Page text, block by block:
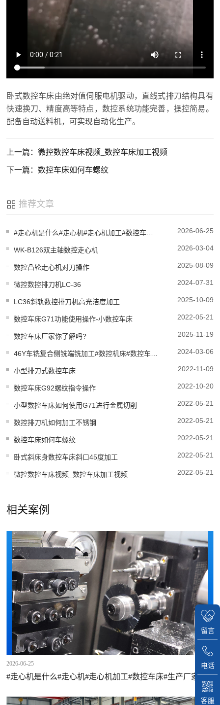
卧式数控车床由绝对值伺服电机驱动，直线式排刀结构具有
快速换刀、精度高等特点，数控系统功能完善，操控简易。
配备自动送料机，可实现自动化生产。
上一篇：微控数控车床视频_数控车床加工视频
下一篇：数控车床如何车螺纹
推荐文章
2026-06-25
WK-B126双主轴数控走心机 2026-03-04
数控凸轮走心机对刀操作 2025-08-09
微控数控排刀机LC-36 2024-07-31
LC36斜轨数控排刀机高光洁度加工 2025-10-09
数控车床G71功能使用操作-小数控车床 2022-05-21
数控车床厂家你了解吗? 2025-11-19
2024-03-06
小型排刀式数控车床 2022-11-09
数控车床G92螺纹指令操作 2022-10-20
小型数控车床如何使用G71进行金属切削 2022-05-21
数控排刀机如何加工不锈钢 2022-05-21
数控车床如何车螺纹 2022-05-21
卧式斜床身数控车床斜口45度加工 2022-05-21
微控数控车床视频_数控车床加工视频 2022-05-21
相关案例
2026-06-25
#走心机是什么#走心机#走心机加工#数控车床#生产厂家#微
留言
电话
客服